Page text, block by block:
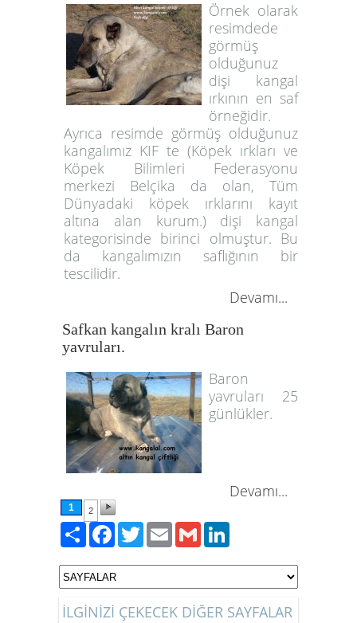
Örnek olarak
resimdede
görmüş
olduğunuz
dişi kangal
ırkının en saf
örneğidir.
Ayrıca resimde görmüş olduğunuz
kangalımız KIF te (Köpek ırkları ve
Köpek Bilimleri Federasyonu
merkezi Belçika da olan, Tüm
Dünyadaki köpek ırklarını kayıt
altına alan kurum.) dişi kangal
kategorisinde birinci olmuştur. Bu
da kangalımızın saflığının bir
tescilidir.
Devamı...
Safkan kangalın kralı Baron
yavruları.
Baron
yavruları 25
günlükler.
Devamı...
1 2
PaylaşFacebook
TwitterEmailGmail
İLGİNİZİ ÇEKECEK DİĞER SAYFALAR